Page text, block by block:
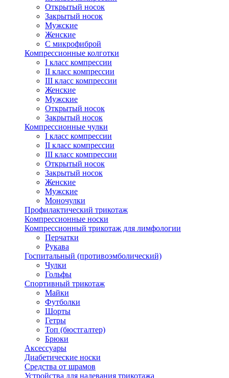
Открытый носок
Закрытый носок
Мужские
Женские
С микрофиброй
Компрессионные колготки
I класс компрессии
II класс компрессии
III класс компрессии
Женские
Мужские
Открытый носок
Закрытый носок
Компрессионные чулки
I класс компрессии
II класс компрессии
III класс компрессии
Открытый носок
Закрытый носок
Женские
Мужские
Моночулки
Профилактический трикотаж
Компрессионные носки
Компрессионный трикотаж для лимфологии
Перчатки
Рукава
Госпитальный (противоэмболический)
Чулки
Гольфы
Спортивный трикотаж
Майки
Футболки
Шорты
Гетры
Топ (бюстгалтер)
Брюки
Аксессуары
Диабетические носки
Средства от шрамов
Устройства для надевания трикотажа